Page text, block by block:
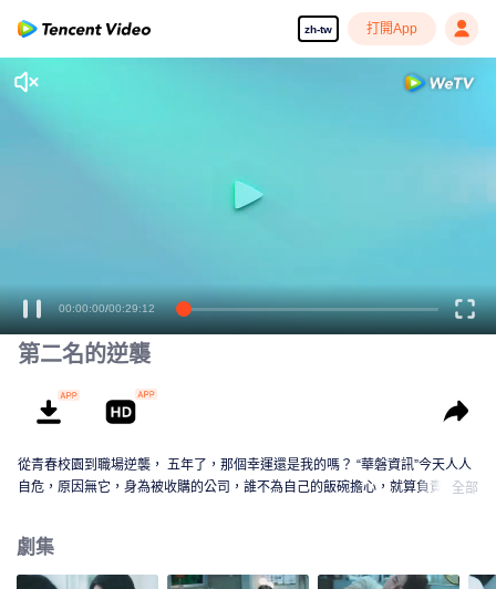
zh-tw 打開App
享受流暢高清劇集
00:00:00/00:29:12
第二名的逆襲
從青春校園到職場逆襲， 五年了，那個幸運還是我的嗎？ “華磐資訊”今天人人
自危，原因無它，身為被收購的公司，誰不為自己的飯碗擔心，就算負責人保
眼前一派輕鬆自在的高仕德，五年的時間，足夠讓兩個男孩成長為男人，也足
夠周書逸認清年少輕狂的感情？不服輸的他也決定，他若無心我便休，從此青
全部
劇集